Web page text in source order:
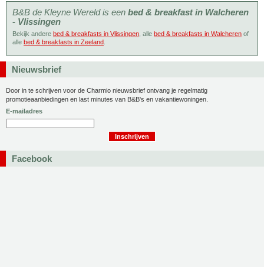
B&B de Kleyne Wereld is een bed & breakfast in Walcheren
- Vlissingen
Bekijk andere bed & breakfasts in Vlissingen , alle bed & breakfasts in Walcheren of
alle bed & breakfasts in Zeeland
Nieuwsbrief
Door in te schrijven voor de Charmio nieuwsbrief ontvang je regelmatig
promotieaanbiedingen en last minutes van B&B's en vakantiewoningen.
E-mailadres
Facebook